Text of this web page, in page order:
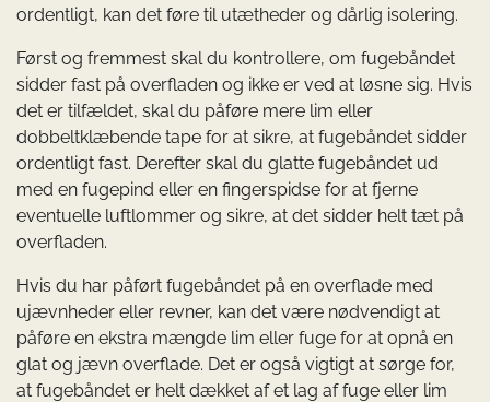
ordentligt, kan det føre til utætheder og dårlig isolering.
Først og fremmest skal du kontrollere, om fugebåndet
sidder fast på overfladen og ikke er ved at løsne sig. Hvis
det er tilfældet, skal du påføre mere lim eller
dobbeltklæbende tape for at sikre, at fugebåndet sidder
ordentligt fast. Derefter skal du glatte fugebåndet ud
med en fugepind eller en fingerspidse for at fjerne
eventuelle luftlommer og sikre, at det sidder helt tæt på
overfladen.
Hvis du har påført fugebåndet på en overflade med
ujævnheder eller revner, kan det være nødvendigt at
påføre en ekstra mængde lim eller fuge for at opnå en
glat og jævn overflade. Det er også vigtigt at sørge for,
at fugebåndet er helt dækket af et lag af fuge eller lim